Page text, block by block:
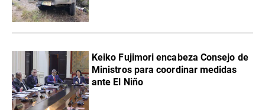
Keiko Fujimori encabeza Consejo de
Ministros para coordinar medidas
ante El Niño